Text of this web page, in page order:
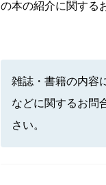
の本の紹介に関する
雑誌・書籍の内容
などに関するお問
さい。